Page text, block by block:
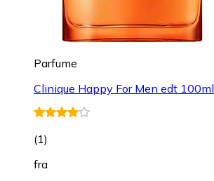
Parfume
Clinique Happy For Men edt 100ml
(1)
fra